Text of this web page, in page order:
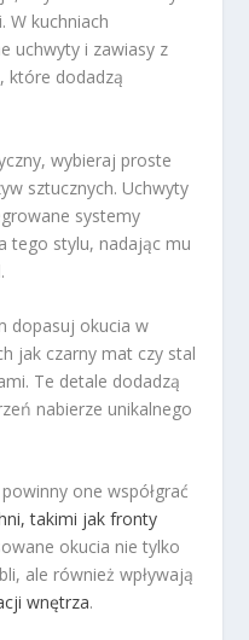
W kuchniach
uchwyty i zawiasy z
które dodadzą
wybieraj proste
sztucznych. Uchwyty
systemy
tego stylu, nadając mu
dopasuj okucia w
jak czarny mat czy stal
Te detale dodadzą
nabierze unikalnego
one współgrać
takimi jak fronty
okucia nie tylko
ale również wpływają
wnętrza.